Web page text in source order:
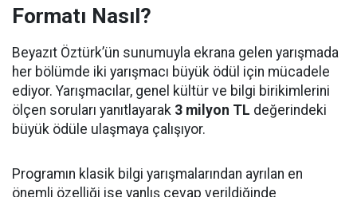
Formatı Nasıl?
Beyazıt Öztürk’ün sunumuyla ekrana gelen yarışmada
her bölümde iki yarışmacı büyük ödül için mücadele
ediyor. Yarışmacılar, genel kültür ve bilgi birikimlerini
ölçen soruları yanıtlayarak 3 milyon TL değerindeki
büyük ödüle ulaşmaya çalışıyor.
Programın klasik bilgi yarışmalarından ayrılan en
önemli özelliği ise yanlış cevap verildiğinde